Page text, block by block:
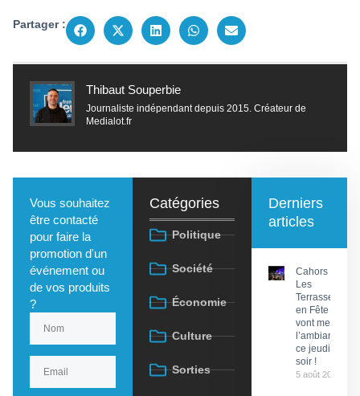
Partager :
Thibaut Souperbie
Journaliste indépendant depuis 2015. Créateur de
Medialot.fr
Vous souhaitez
être contacté
pour faire la
promotion d'un
événement ou
de vos produits
?
Catégories
Politique
Société
Économie
Culture
Sorties
Derniers
articles
Cahors :
Les
Terrasses
en Fête
vont mettre
l’ambiance
ce jeudi
soir !
5 août 2026